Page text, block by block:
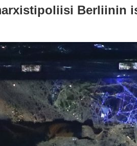
Berliinin